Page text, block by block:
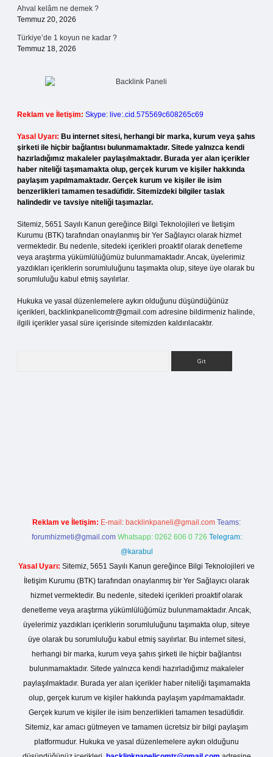
Ahval kelâm ne demek ?
Temmuz 20, 2026
Türkiye’de 1 koyun ne kadar ?
Temmuz 18, 2026
Reklam ve İletişim: Skype: live:.cid.575569c608265c69
Yasal Uyarı: Bu internet sitesi, herhangi bir marka, kurum veya şahıs
şirketi ile hiçbir bağlantısı bulunmamaktadır. Sitede yalnızca kendi
hazırladığımız makaleler paylaşılmaktadır. Burada yer alan içerikler
haber niteliği taşımamakta olup, gerçek kurum ve kişiler hakkında
paylaşım yapılmamaktadır. Gerçek kurum ve kişiler ile isim
benzerlikleri tamamen tesadüfidir. Sitemizdeki bilgiler taslak
halindedir ve tavsiye niteliği taşımazlar.
Sitemiz, 5651 Sayılı Kanun gereğince Bilgi Teknolojileri ve İletişim
Kurumu (BTK) tarafından onaylanmış bir Yer Sağlayıcı olarak hizmet
vermektedir. Bu nedenle, sitedeki içerikleri proaktif olarak denetleme
veya araştırma yükümlülüğümüz bulunmamaktadır. Ancak, üyelerimiz
yazdıkları içeriklerin sorumluluğunu taşımakta olup, siteye üye olarak bu
sorumluluğu kabul etmiş sayılırlar.
Hukuka ve yasal düzenlemelere aykırı olduğunu düşündüğünüz
içerikleri, backlinkpanelicomtr@gmail.com adresine bildirmeniz halinde,
ilgili içerikler yasal süre içerisinde sitemizden kaldırılacaktır.
Reklam ve İletişim: E-mail: backlinkpaneli@gmail.com Teams:
forumhizmeti@gmail.com Whatsapp: 0262 606 0 726 Telegram:
@karabul
Yasal Uyarı: Sitemiz, 5651 Sayılı Kanun gereğince Bilgi Teknolojileri ve
İletişim Kurumu (BTK) tarafından onaylanmış bir Yer Sağlayıcı olarak
hizmet vermektedir. Bu nedenle, sitedeki içerikleri proaktif olarak
denetleme veya araştırma yükümlülüğümüz bulunmamaktadır. Ancak,
üyelerimiz yazdıkları içeriklerin sorumluluğunu taşımakta olup, siteye
üye olarak bu sorumluluğu kabul etmiş sayılırlar. Bu internet sitesi,
herhangi bir marka, kurum veya şahıs şirketi ile hiçbir bağlantısı
bulunmamaktadır. Sitede yalnızca kendi hazırladığımız makaleler
paylaşılmaktadır. Burada yer alan içerikler haber niteliği taşımamakta
olup, gerçek kurum ve kişiler hakkında paylaşım yapılmamaktadır.
Gerçek kurum ve kişiler ile isim benzerlikleri tamamen tesadüfidir.
Sitemiz, kar amacı gütmeyen ve tamamen ücretsiz bir bilgi paylaşım
platformudur. Hukuka ve yasal düzenlemelere aykırı olduğunu